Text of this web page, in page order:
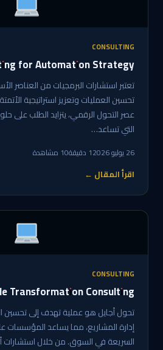
CONSULTING
for Automation Strategy
تعتبر استشارات البرمجيات من العناصر
تحسين العمليات وتعزيز استراتيجية
عصر التحول الرقمي، يتزايد الطلب على
التي تساعد…
26 يوليو 2026 1 دقيقة 10 مشاهدة
اقرأ المقال ←
CONSULTING
Transformation Consulting
تحول أجايل هو عملية تهدف إلى تحسين
إدارة المشاريع، مما يساعد المؤسسات
السريعة في السوق. من خلال استشارات